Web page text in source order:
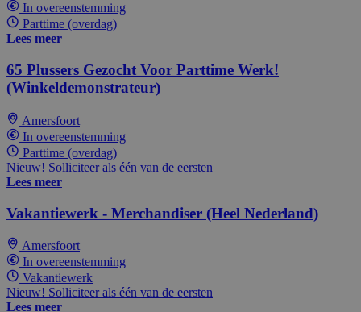
In overeenstemming
Parttime (overdag)
Lees meer
65 Plussers Gezocht Voor Parttime Werk!
(Winkeldemonstrateur)
Amersfoort
In overeenstemming
Parttime (overdag)
Nieuw! Solliciteer als één van de eersten
Lees meer
Vakantiewerk - Merchandiser (Heel Nederland)
Amersfoort
In overeenstemming
Vakantiewerk
Nieuw! Solliciteer als één van de eersten
Lees meer